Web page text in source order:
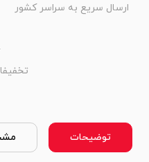
ارسال سریع به سراسر کشور
توضیحات